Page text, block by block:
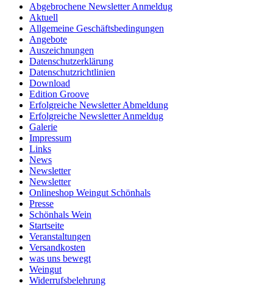
Abgebrochene Newsletter Anmeldug
Aktuell
Allgemeine Geschäftsbedingungen
Angebote
Auszeichnungen
Datenschutzerklärung
Datenschutzrichtlinien
Download
Edition Groove
Erfolgreiche Newsletter Abmeldung
Erfolgreiche Newsletter Anmeldug
Galerie
Impressum
Links
News
Newsletter
Newsletter
Onlineshop Weingut Schönhals
Presse
Schönhals Wein
Startseite
Veranstaltungen
Versandkosten
was uns bewegt
Weingut
Widerrufsbelehrung